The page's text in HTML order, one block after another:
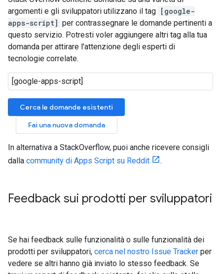
argomenti e gli sviluppatori utilizzano il tag [google-
apps-script] per contrassegnare le domande pertinenti a
questo servizio. Potresti voler aggiungere altri tag alla tua
domanda per attirare l'attenzione degli esperti di
tecnologie correlate.
Cerca le domande esistenti
Fai una nuova domanda
In alternativa a StackOverflow, puoi anche ricevere consigli
dalla community di Apps Script su Reddit .
Feedback sui prodotti per sviluppatori
Se hai feedback sulle funzionalità o sulle funzionalità dei
prodotti per sviluppatori, cerca nel nostro Issue Tracker per
vedere se altri hanno già inviato lo stesso feedback. Se